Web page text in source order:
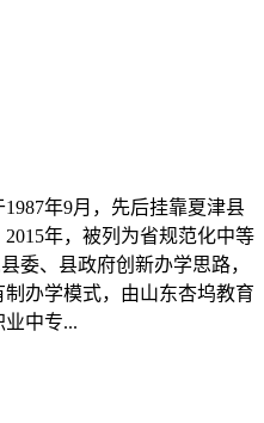
年9月，先后挂靠夏津县
年，被列为省规范化中等
委、县政府创新办学思路，
办学模式，由山东杏坞教育
中专...